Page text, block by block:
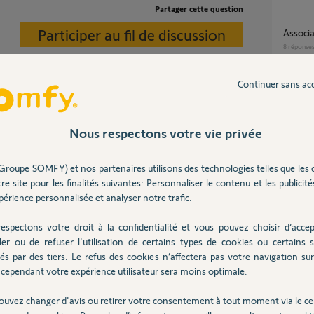
Partager cette question
Participer au fil de discussion
en fin de documentation).
ans
ans
8 réponses
Remplacement moteur porte de garage
11réponses
Nous respectons votre vie privée
SOMFY) et nos partenaires utilisons des technologies telles que les
site pour les finalités suivantes: Personnaliser le contenu et les
personnalisée et analyser notre trafic.
votre droit à la confidentialité et vous pouvez choisir
ou de refuser l'utilisation de certains types de cookies ou certains
par des tiers. Le refus des cookies n’affectera pas votre navigation
votre expérience utilisateur sera moins optimale.
changer d'avis ou retirer votre consentement à tout moment via le
Continuer sans